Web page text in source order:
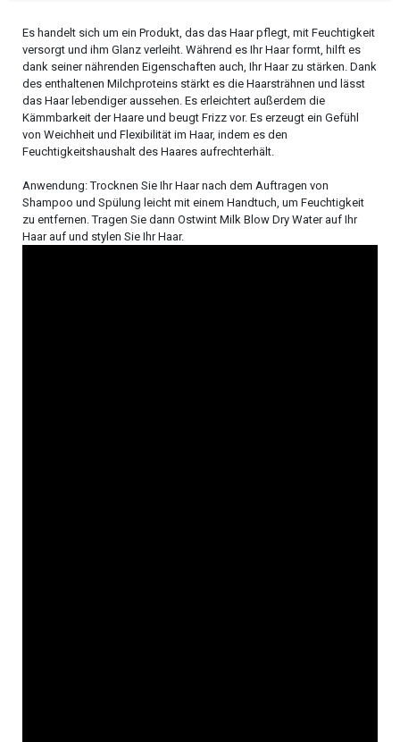
Es handelt sich um ein Produkt, das das Haar pflegt, mit Feuchtigkeit
versorgt und ihm Glanz verleiht. Während es Ihr Haar formt, hilft es
dank seiner nährenden Eigenschaften auch, Ihr Haar zu stärken. Dank
des enthaltenen Milchproteins stärkt es die Haarsträhnen und lässt
das Haar lebendiger aussehen. Es erleichtert außerdem die
Kämmbarkeit der Haare und beugt Frizz vor. Es erzeugt ein Gefühl
von Weichheit und Flexibilität im Haar, indem es den
Feuchtigkeitshaushalt des Haares aufrechterhält.
Anwendung: Trocknen Sie Ihr Haar nach dem Auftragen von
Shampoo und Spülung leicht mit einem Handtuch, um Feuchtigkeit
zu entfernen. Tragen Sie dann Ostwint Milk Blow Dry Water auf Ihr
Haar auf und stylen Sie Ihr Haar.